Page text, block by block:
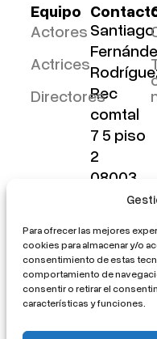
Para ofrecer las mejores
cookies para almacenar y/o
consentimiento de estas
comportamiento de
consentir o retirar el
características y funciones.
Equipo
Actores
Actrices
Directores
Santiago
Rec
comtal
7 5 piso
2
08003